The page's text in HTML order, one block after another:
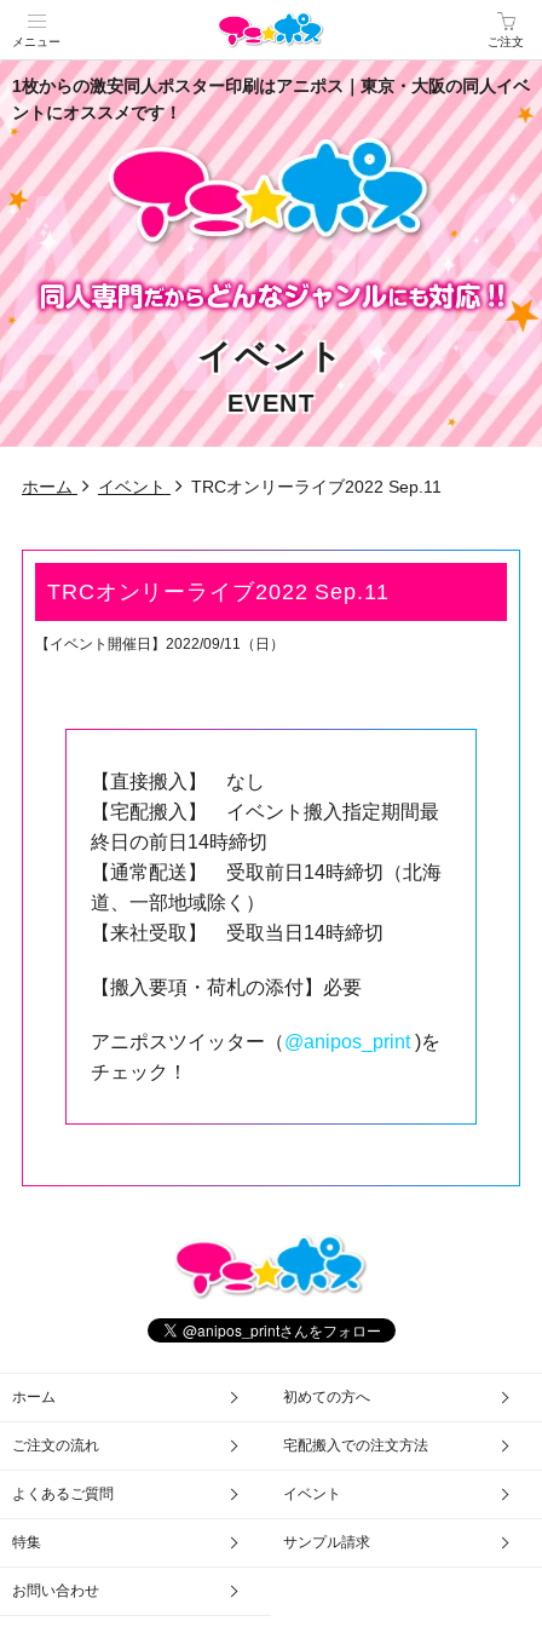
メニュー ご注文
1枚からの激安同人ポスター印刷はアニポス｜東京・大阪の同人イベ
ントにオススメです！
イベント
EVENT
ホーム イベント TRCオンリーライブ2022 Sep.11
TRCオンリーライブ2022 Sep.11
【イベント開催日】2022/09/11（日）
【直接搬入】 なし
【宅配搬入】 イベント搬入指定期間最
終日の前日14時締切
【通常配送】 受取前日14時締切（北海
道、一部地域除く）
【来社受取】 受取当日14時締切
【搬入要項・荷札の添付】必要
アニポスツイッター（@anipos_print)を
チェック！
ホーム 初めての方へ
ご注文の流れ 宅配搬入での注文方法
よくあるご質問 イベント
特集 サンプル請求
お問い合わせ